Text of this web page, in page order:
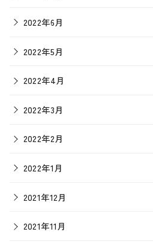
2022年6月
2022年5月
2022年4月
2022年3月
2022年2月
2022年1月
2021年12月
2021年11月